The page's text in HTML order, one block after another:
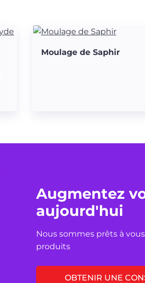
Moulage de Saphir
Augmentez
aujourd'hui
Nous sommes prêts à
produits
OBTENIR UNE